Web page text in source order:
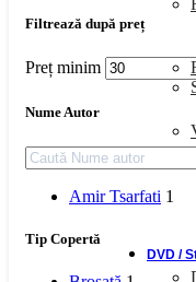
DVD /
Filtrează după preț
Preț minim
Nume Autor
Amir Tsarfati 1
Tip Copertă